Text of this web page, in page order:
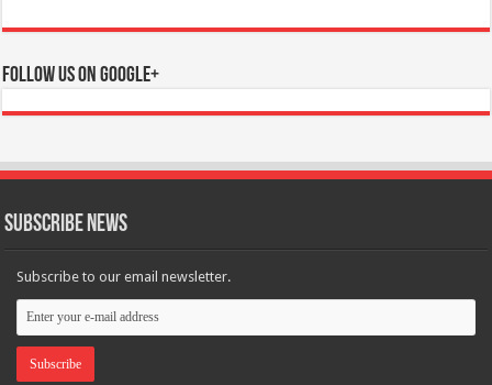
Follow us on Google+
Subscribe News
Subscribe to our email newsletter.